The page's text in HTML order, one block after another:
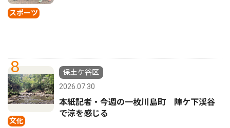
スポーツ
8
文化
保土ケ谷区
2026.07.30
本紙記者・今週の一枚川島町 陣ケ下渓谷
で涼を感じる